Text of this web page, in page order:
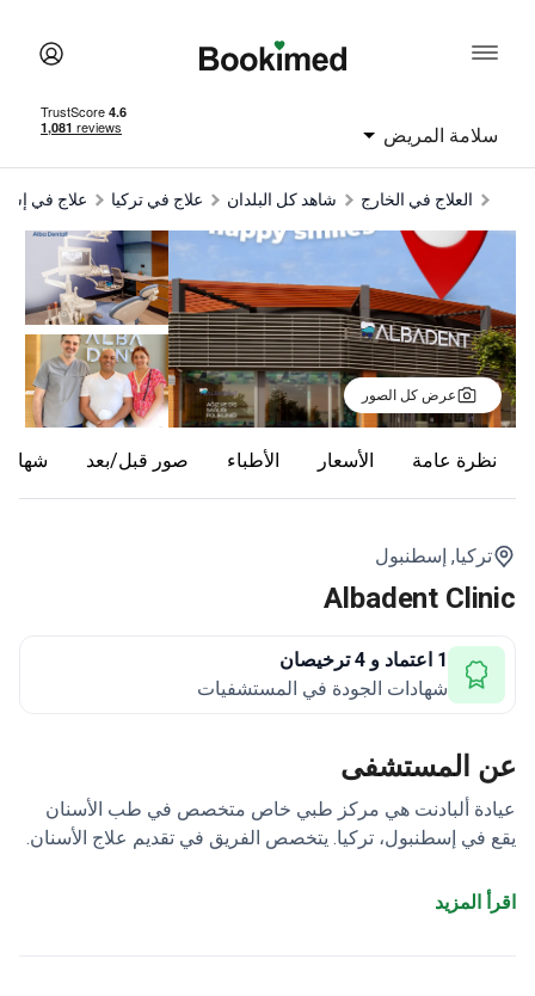
سلامة المريض
العلاج في الخارج شاهد كل البلدان علاج في تركيا علاج في
عرض كل الصور
نظرة عامة الأسعار الأطباء صور قبل/بعد
تركيا, إسطنبول
Albadent Clinic
1 اعتماد و 4 ترخيصان
شهادات الجودة في المستشفيات
عن المستشفى
عيادة ألبادنت هي مركز طبي خاص متخصص في طب الأسنان
يقع في إسطنبول، تركيا. يتخصص الفريق في تقديم علاج الأسنان.
مريض عيادة ألبادنت للحصول على الرعاية الطبية. يزور العيادة
اقرأ المزيد